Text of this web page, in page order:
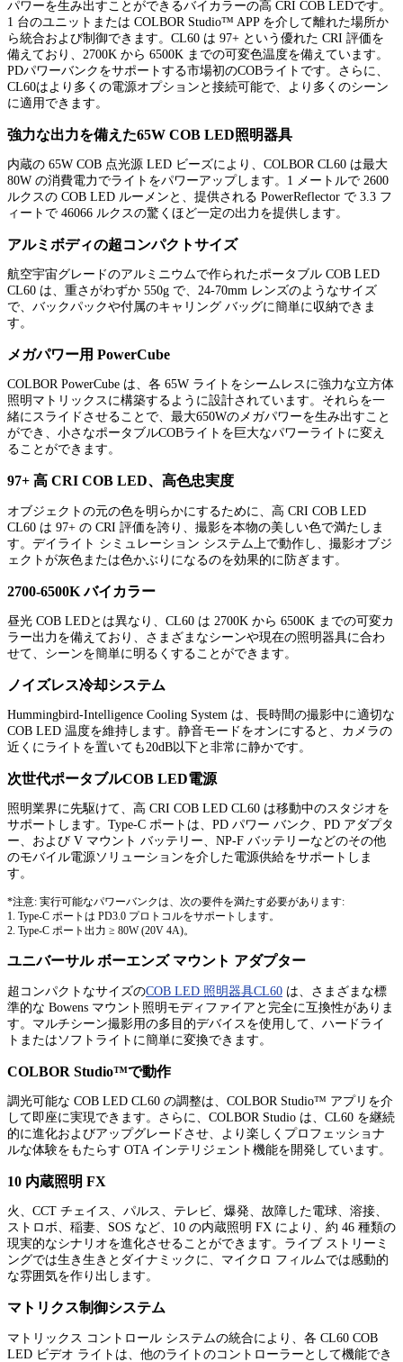
パワーを生み出すことができるバイカラーの高 CRI COB LEDです。
1 台のユニットまたは COLBOR Studio™ APP を介して離れた場所か
ら統合および制御できます。CL60 は 97+ という優れた CRI 評価を
備えており、2700K から 6500K までの可変色温度を備えています。
PDパワーバンクをサポートする市場初のCOBライトです。さらに、
CL60はより多くの電源オプションと接続可能で、より多くのシーン
に適用できます。
強力な出力を備えた65W COB LED照明器具
内蔵の 65W COB 点光源 LED ビーズにより、COLBOR CL60 は最大
80W の消費電力でライトをパワーアップします。1 メートルで 2600
ルクスの COB LED ルーメンと、提供される PowerReflector で 3.3 フ
ィートで 46066 ルクスの驚くほど一定の出力を提供します。
アルミボディの超コンパクトサイズ
航空宇宙グレードのアルミニウムで作られたポータブル COB LED
CL60 は、重さがわずか 550g で、24-70mm レンズのようなサイズ
で、バックパックや付属のキャリング バッグに簡単に収納できま
す。
メガパワー用 PowerCube
COLBOR PowerCube は、各 65W ライトをシームレスに強力な立方体
照明マトリックスに構築するように設計されています。それらを一
緒にスライドさせることで、最大650Wのメガパワーを生み出すこと
ができ、小さなポータブルCOBライトを巨大なパワーライトに変え
ることができます。
97+ 高 CRI COB LED、高色忠実度
オブジェクトの元の色を明らかにするために、高 CRI COB LED
CL60 は 97+ の CRI 評価を誇り、撮影を本物の美しい色で満たしま
す。デイライト シミュレーション システム上で動作し、撮影オブジ
ェクトが灰色または色かぶりになるのを効果的に防ぎます。
2700-6500K バイカラー
昼光 COB LEDとは異なり、CL60 は 2700K から 6500K までの可変カ
ラー出力を備えており、さまざまなシーンや現在の照明器具に合わ
せて、シーンを簡単に明るくすることができます。
ノイズレス冷却システム
Hummingbird-Intelligence Cooling System は、長時間の撮影中に適切な
COB LED 温度を維持します。静音モードをオンにすると、カメラの
近くにライトを置いても20dB以下と非常に静かです。
次世代ポータブルCOB LED電源
照明業界に先駆けて、高 CRI COB LED CL60 は移動中のスタジオを
サポートします。Type-C ポートは、PD パワー バンク、PD アダプタ
ー、および V マウント バッテリー、NP-F バッテリーなどのその他
のモバイル電源ソリューションを介した電源供給をサポートしま
す。
*注意: 実行可能なパワーバンクは、次の要件を満たす必要があります:
1. Type-C ポートは PD3.0 プロトコルをサポートします。
2. Type-C ポート出力 ≥ 80W (20V 4A)。
ユニバーサル ボーエンズ マウント アダプター
超コンパクトなサイズのCOB LED 照明器具CL60 は、さまざまな標
準的な Bowens マウント照明モディファイアと完全に互換性がありま
す。マルチシーン撮影用の多目的デバイスを使用して、ハードライ
トまたはソフトライトに簡単に変換できます。
COLBOR Studio™で動作
調光可能な COB LED CL60 の調整は、COLBOR Studio™ アプリを介
して即座に実現できます。さらに、COLBOR Studio は、CL60 を継続
的に進化およびアップグレードさせ、より楽しくプロフェッショナ
ルな体験をもたらす OTA インテリジェント機能を開発しています。
10 内蔵照明 FX
火、CCT チェイス、パルス、テレビ、爆発、故障した電球、溶接、
ストロボ、稲妻、SOS など、10 の内蔵照明 FX により、約 46 種類の
現実的なシナリオを進化させることができます。ライブ ストリーミ
ングでは生き生きとダイナミックに、マイクロ フィルムでは感動的
な雰囲気を作り出します。
マトリクス制御システム
マトリックス コントロール システムの統合により、各 CL60 COB
LED ビデオ ライトは、他のライトのコントローラーとして機能でき